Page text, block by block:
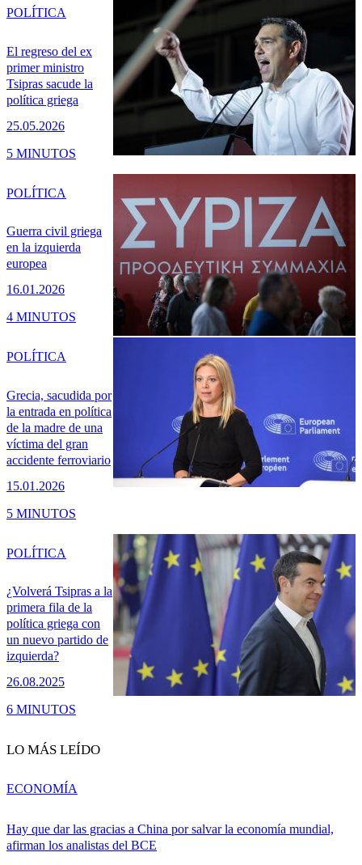
El regreso del ex
primer ministro
Tsipras sacude la
política griega
25.05.2026
POLÍTICA
5 MINUTOS
Guerra civil griega
en la izquierda
europea
16.01.2026
POLÍTICA
4 MINUTOS
Grecia, sacudida por
la entrada en política
de la madre de una
víctima del gran
accidente ferroviario
15.01.2026
POLÍTICA
5 MINUTOS
¿Volverá Tsipras a la
primera fila de la
política griega con
un nuevo partido de
izquierda?
26.08.2025
POLÍTICA
6 MINUTOS
LO MÁS LEÍDO
Hay que dar las gracias a China por salvar la economía mundial,
afirman los analistas del BCE
ECONOMÍA